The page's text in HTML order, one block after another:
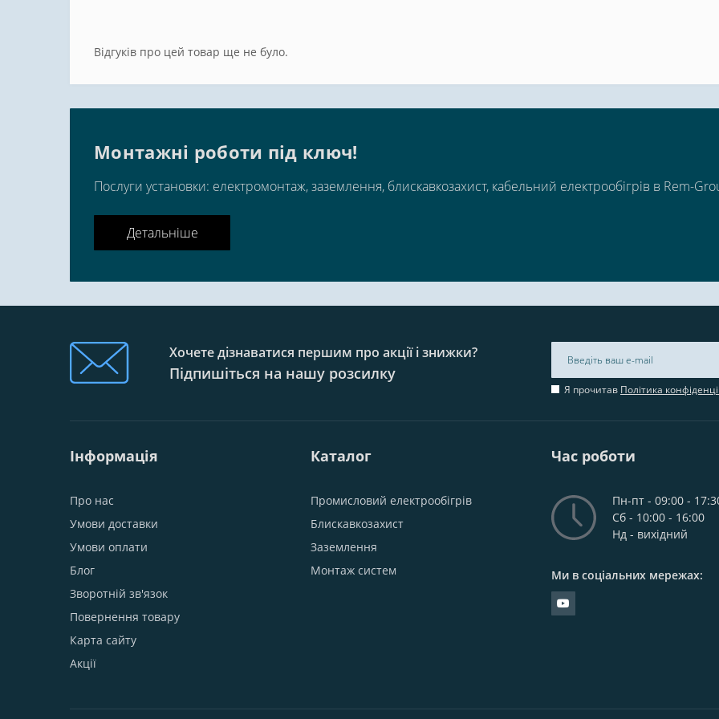
Відгуків про цей товар ще не було.
Монтажні роботи під ключ!
Послуги установки: електромонтаж, заземлення, блискавкозахист, кабельний електрообігрів в Rem-
Детальніше
Хочете дізнаватися першим про акції і знижки?
Підпишіться на нашу розсилку
Я прочитав Політика
Інформація
Про нас
Умови доставки
Умови оплати
Блог
Зворотній зв'язок
Повернення товару
Карта сайту
Акції
Каталог
Промисловий електрообігрів
Блискавкозахист
Заземлення
Монтаж систем
Час роботи
Пн-пт - 09:00 -
Сб - 10:00 - 16:00
Нд - вихідний
Ми в соціальних мережах: